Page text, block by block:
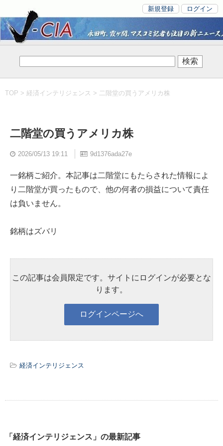
新規登録 ログイン
TOP > 経済インテリジェンス > 二階堂の買うアメリカ株
二階堂の買うアメリカ株
2026/05/13 19:11 9d1376ada27e
一銘柄ご紹介。本記事は二階堂にもたらされた情報によ
り二階堂が買ったもので、他の何者の損益について責任
は負いません。
銘柄はズバリ
この記事は会員限定です。サイトにログインが必要とな
ります。
経済インテリジェンス
「経済インテリジェンス」の最新記事